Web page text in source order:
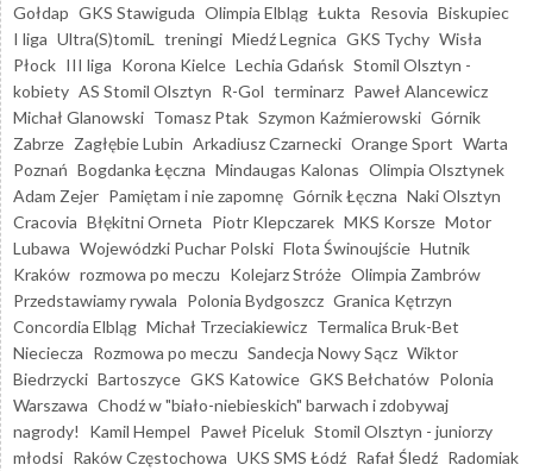
Gołdap GKS Stawiguda Olimpia Elbląg Łukta Resovia Biskupiec
I liga Ultra(S)tomiL treningi Miedź Legnica GKS Tychy Wisła
Płock III liga Korona Kielce Lechia Gdańsk Stomil Olsztyn -
kobiety AS Stomil Olsztyn R-Gol terminarz Paweł Alancewicz
Michał Glanowski Tomasz Ptak Szymon Kaźmierowski Górnik
Zabrze Zagłębie Lubin Arkadiusz Czarnecki Orange Sport Warta
Poznań Bogdanka Łęczna Mindaugas Kalonas Olimpia Olsztynek
Adam Zejer Pamiętam i nie zapomnę Górnik Łęczna Naki Olsztyn
Cracovia Błękitni Orneta Piotr Klepczarek MKS Korsze Motor
Lubawa Wojewódzki Puchar Polski Flota Świnoujście Hutnik
Kraków rozmowa po meczu Kolejarz Stróże Olimpia Zambrów
Przedstawiamy rywala Polonia Bydgoszcz Granica Kętrzyn
Concordia Elbląg Michał Trzeciakiewicz Termalica Bruk-Bet
Nieciecza Rozmowa po meczu Sandecja Nowy Sącz Wiktor
Biedrzycki Bartoszyce GKS Katowice GKS Bełchatów Polonia
Warszawa Chodź w "biało-niebieskich" barwach i zdobywaj
nagrody!
Kamil Hempel Paweł Piceluk Stomil Olsztyn - juniorzy
młodsi Raków Częstochowa UKS SMS Łódź Rafał Śledź Radomiak